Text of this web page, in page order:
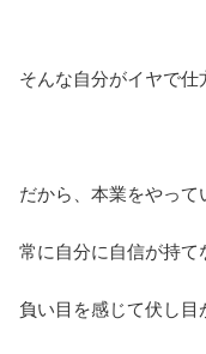
そんな自分がイヤで仕
だから、本業をやって
常に自分に自信が持て
負い目を感じて伏し目